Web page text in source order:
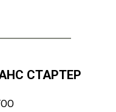
СТАРТЕР